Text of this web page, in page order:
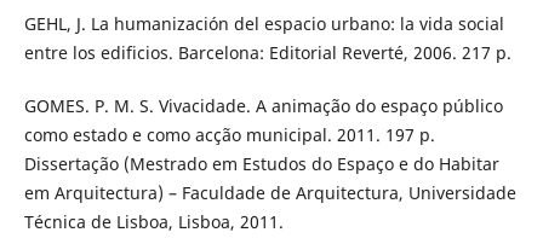
GEHL, J. La humanización del espacio urbano: la vida social
entre los edificios. Barcelona: Editorial Reverté, 2006. 217 p.
GOMES. P. M. S. Vivacidade. A animação do espaço público
como estado e como acção municipal. 2011. 197 p.
Dissertação (Mestrado em Estudos do Espaço e do Habitar
em Arquitectura) – Faculdade de Arquitectura, Universidade
Técnica de Lisboa, Lisboa, 2011.